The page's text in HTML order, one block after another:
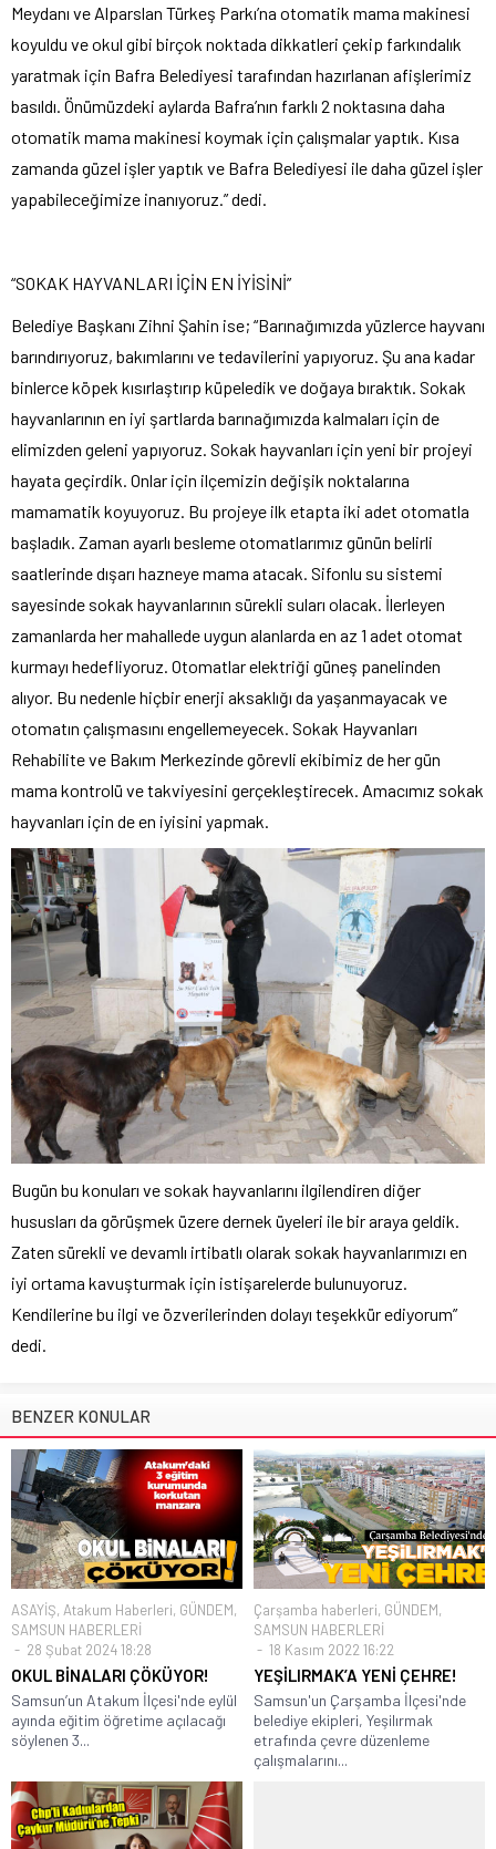
Meydanı ve Alparslan Türkeş Parkı’na otomatik mama makinesi
koyuldu ve okul gibi birçok noktada dikkatleri çekip farkındalık
yaratmak için Bafra Belediyesi tarafından hazırlanan afişlerimiz
basıldı. Önümüzdeki aylarda Bafra’nın farklı 2 noktasına daha
otomatik mama makinesi koymak için çalışmalar yaptık. Kısa
zamanda güzel işler yaptık ve Bafra Belediyesi ile daha güzel işler
yapabileceğimize inanıyoruz.” dedi.
“SOKAK HAYVANLARI İÇİN EN İYİSİNİ”
Belediye Başkanı Zihni Şahin ise; “Barınağımızda yüzlerce hayvanı
barındırıyoruz, bakımlarını ve tedavilerini yapıyoruz. Şu ana kadar
binlerce köpek kısırlaştırıp küpeledik ve doğaya bıraktık. Sokak
hayvanlarının en iyi şartlarda barınağımızda kalmaları için de
elimizden geleni yapıyoruz. Sokak hayvanları için yeni bir projeyi
hayata geçirdik. Onlar için ilçemizin değişik noktalarına
mamamatik koyuyoruz. Bu projeye ilk etapta iki adet otomatla
başladık. Zaman ayarlı besleme otomatlarımız günün belirli
saatlerinde dışarı hazneye mama atacak. Sifonlu su sistemi
sayesinde sokak hayvanlarının sürekli suları olacak. İlerleyen
zamanlarda her mahallede uygun alanlarda en az 1 adet otomat
kurmayı hedefliyoruz. Otomatlar elektriği güneş panelinden
alıyor. Bu nedenle hiçbir enerji aksaklığı da yaşanmayacak ve
otomatın çalışmasını engellemeyecek. Sokak Hayvanları
Rehabilite ve Bakım Merkezinde görevli ekibimiz de her gün
mama kontrolü ve takviyesini gerçekleştirecek. Amacımız sokak
hayvanları için de en iyisini yapmak.
Bugün bu konuları ve sokak hayvanlarını ilgilendiren diğer
hususları da görüşmek üzere dernek üyeleri ile bir araya geldik.
Zaten sürekli ve devamlı irtibatlı olarak sokak hayvanlarımızı en
iyi ortama kavuşturmak için istişarelerde bulunuyoruz.
Kendilerine bu ilgi ve özverilerinden dolayı teşekkür ediyorum”
dedi.
BENZER KONULAR
ASAYİŞ, Atakum Haberleri, GÜNDEM,
SAMSUN HABERLERİ
28 Şubat 2024 18:28
OKUL BİNALARI ÇÖKÜYOR!
Samsun’un Atakum İlçesi'nde eylül
ayında eğitim öğretime açılacağı
söylenen 3...
Çarşamba haberleri, GÜNDEM,
SAMSUN HABERLERİ
18 Kasım 2022 16:22
YEŞİLIRMAK’A YENİ ÇEHRE!
Samsun'un Çarşamba İlçesi'nde
belediye ekipleri, Yeşilırmak
etrafında çevre düzenleme
çalışmalarını...